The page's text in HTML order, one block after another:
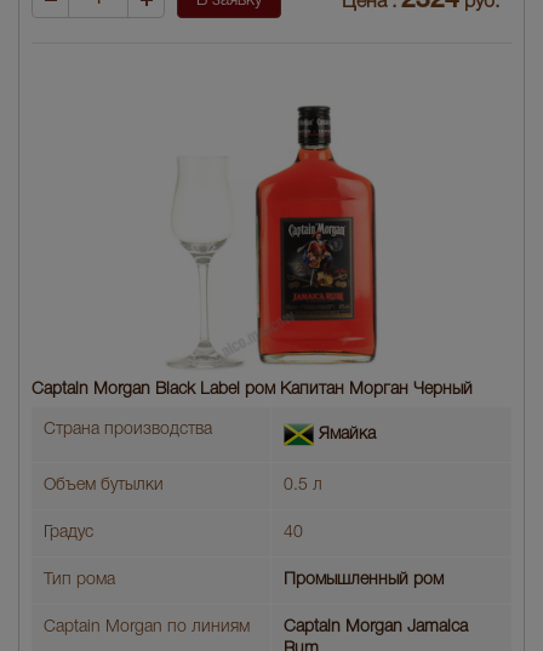
Captain Morgan Black Label ром Капитан Морган Черный
Страна производства Ямайка
Объем бутылки 0.5 л
Градус 40
Тип рома Промышленный ром
Captain Morgan по линиям
Captain Morgan Jamaica